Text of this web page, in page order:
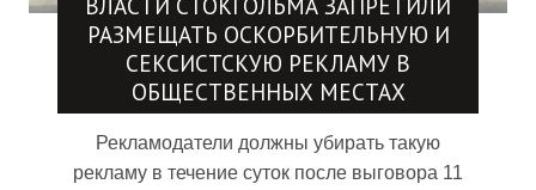
ВЛАСТИ СТОКГОЛЬМА ЗАПРЕТИЛИ
РАЗМЕЩАТЬ ОСКОРБИТЕЛЬНУЮ И
СЕКСИСТСКУЮ РЕКЛАМУ В
ОБЩЕСТВЕННЫХ МЕСТАХ
Рекламодатели должны убирать такую
рекламу в течение суток после выговора 11